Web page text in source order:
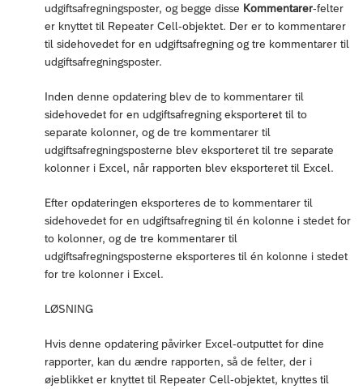
udgiftsafregningsposter, og begge disse Kommentarer-felter
er knyttet til Repeater Cell-objektet. Der er to kommentarer
til sidehovedet for en udgiftsafregning og tre kommentarer til
udgiftsafregningsposter.
Inden denne opdatering blev de to kommentarer til
sidehovedet for en udgiftsafregning eksporteret til to
separate kolonner, og de tre kommentarer til
udgiftsafregningsposterne blev eksporteret til tre separate
kolonner i Excel, når rapporten blev eksporteret til Excel.
Efter opdateringen eksporteres de to kommentarer til
sidehovedet for en udgiftsafregning til én kolonne i stedet for
to kolonner, og de tre kommentarer til
udgiftsafregningsposterne eksporteres til én kolonne i stedet
for tre kolonner i Excel.
LØSNING
Hvis denne opdatering påvirker Excel-outputtet for dine
rapporter, kan du ændre rapporten, så de felter, der i
øjeblikket er knyttet til Repeater Cell-objektet, knyttes til